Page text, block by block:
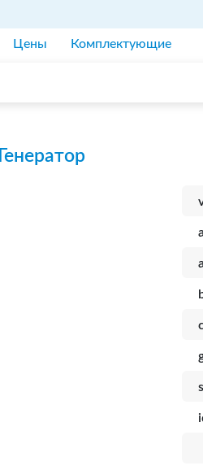
Цены Комплектующие
Генератор